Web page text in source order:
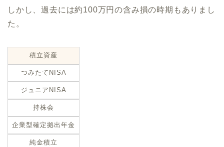
しかし、過去には約100万円の含み損の時期もありまし
た。
積立資産
つみたてNISA
ジュニアNISA
持株会
企業型確定拠出年金
純金積立